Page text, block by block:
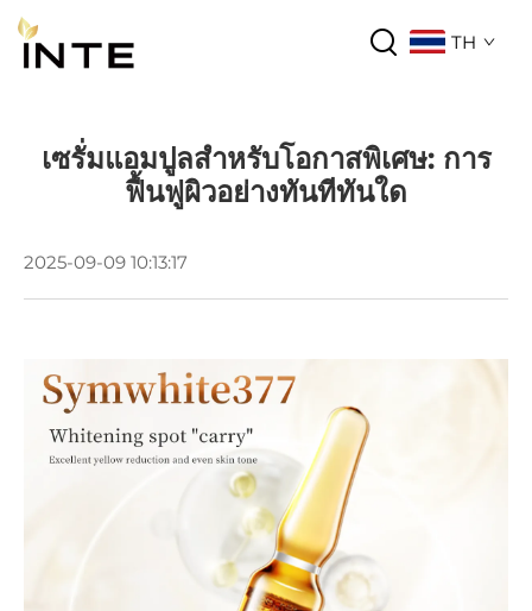
TH
เซรั่มแอมปูลสำหรับโอกาสพิเศษ: การ
ฟื้นฟูผิวอย่างทันทีทันใด
2025-09-09 10:13:17